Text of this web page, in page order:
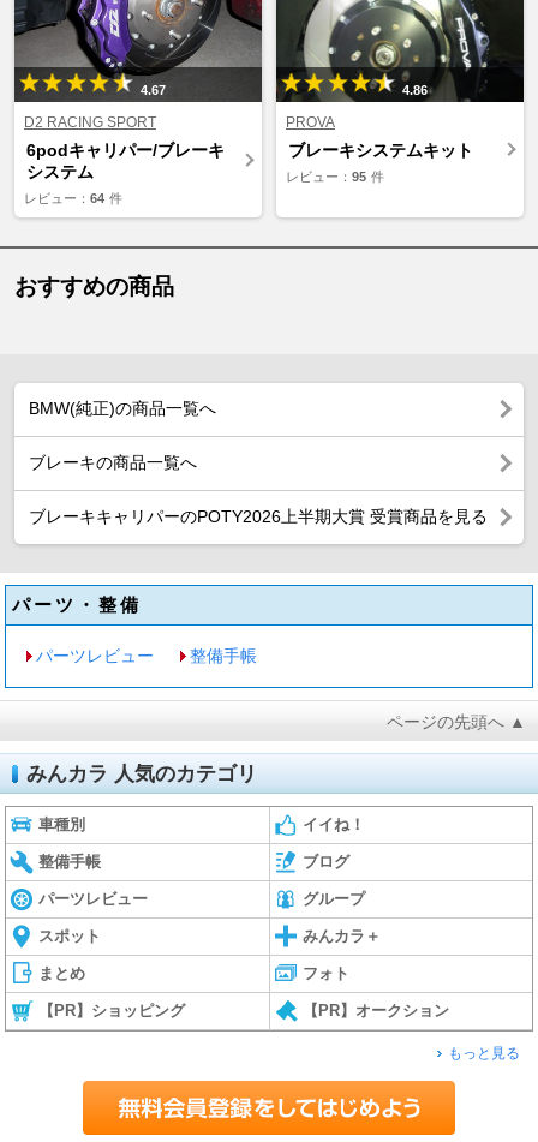
4.67
D2 RACING SPORT
6podキャリパー/ブレーキ
システム
レビュー： 64 件
4.86
PROVA
ブレーキシステムキット
レビュー： 95 件
おすすめの商品
BMW(純正)の商品一覧へ
ブレーキの商品一覧へ
ブレーキキャリパーのPOTY2026上半期大賞 受賞商品を見る
パーツ・整備
パーツレビュー 整備手帳
ページの先頭へ ▲
みんカラ 人気のカテゴリ
車種別 イイね！
整備手帳 ブログ
パーツレビュー グループ
スポット みんカラ＋
まとめ フォト
【PR】ショッピング 【PR】オークション
もっと見る